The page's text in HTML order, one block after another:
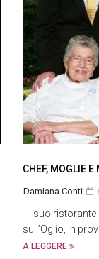
CHEF, MOGLIE E
Damiana Conti
Il suo ristorante
sull’Oglio, in
A LEGGERE